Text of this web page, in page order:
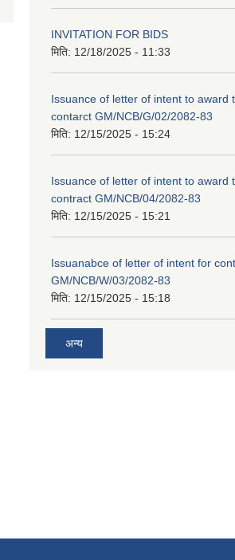
INVITATION FOR BIDS
मिति: 12/18/2025 - 11:33
Issuance of letter of intent to award
contarct GM/NCB/G/02/2082-83
मिति: 12/15/2025 - 15:24
Issuance of letter of intent to award
contract GM/NCB/04/2082-83
मिति: 12/15/2025 - 15:21
Issuanabce of letter of intent for
GM/NCB/W/03/2082-83
मिति: 12/15/2025 - 15:18
अन्य